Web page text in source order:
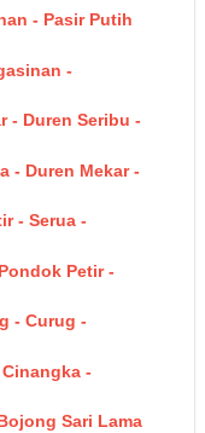
- Pasir Putih
-
- Duren Seribu -
- Duren Mekar -
- Serua -
Petir -
- Curug -
-
Sari Lama